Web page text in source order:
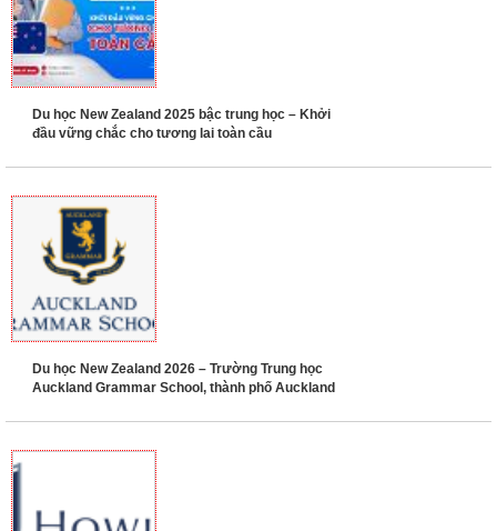
Du học New Zealand 2025 bậc trung học – Khởi
đầu vững chắc cho tương lai toàn cầu
Du học New Zealand 2026 – Trường Trung học
Auckland Grammar School, thành phố Auckland